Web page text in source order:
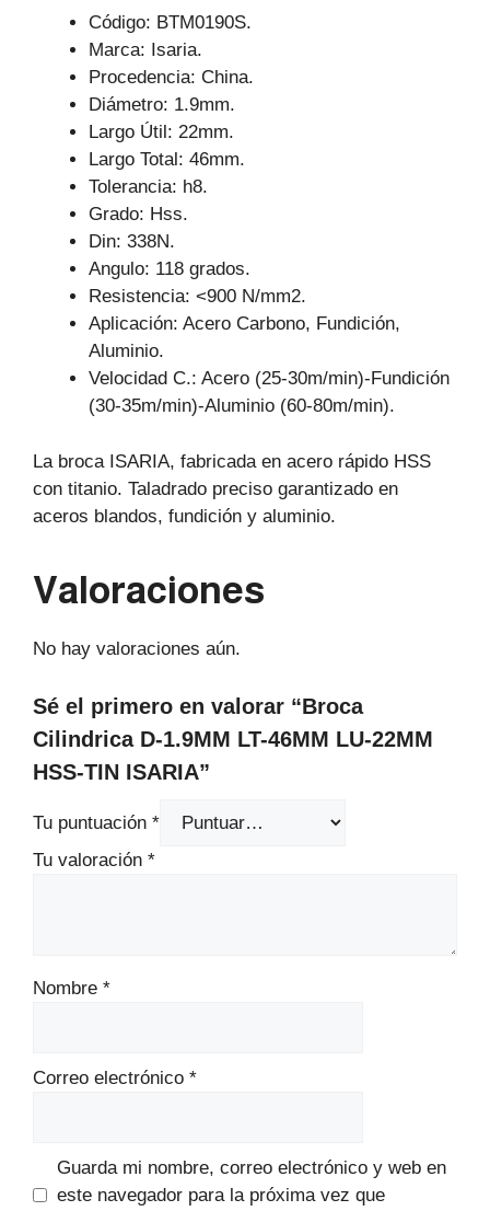
Código: BTM0190S.
Marca: Isaria.
Procedencia: China.
Diámetro: 1.9mm.
Largo Útil: 22mm.
Largo Total: 46mm.
Tolerancia: h8.
Grado: Hss.
Din: 338N.
Angulo: 118 grados.
Resistencia: <900 N/mm2.
Aplicación: Acero Carbono, Fundición,
Aluminio.
Velocidad C.: Acero (25-30m/min)-Fundición
(30-35m/min)-Aluminio (60-80m/min).
La broca ISARIA, fabricada en acero rápido HSS
con titanio. Taladrado preciso garantizado en
aceros blandos, fundición y aluminio.
Valoraciones
No hay valoraciones aún.
Sé el primero en valorar “Broca
Cilindrica D-1.9MM LT-46MM LU-22MM
HSS-TIN ISARIA”
Tu puntuación *
Tu valoración *
Nombre *
Correo electrónico *
Guarda mi nombre, correo electrónico y web en
este navegador para la próxima vez que